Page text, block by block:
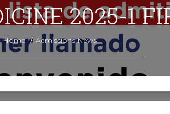
2025-1
Home/ Admissions News